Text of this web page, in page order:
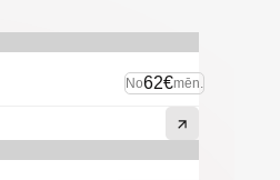
No62€mēn.